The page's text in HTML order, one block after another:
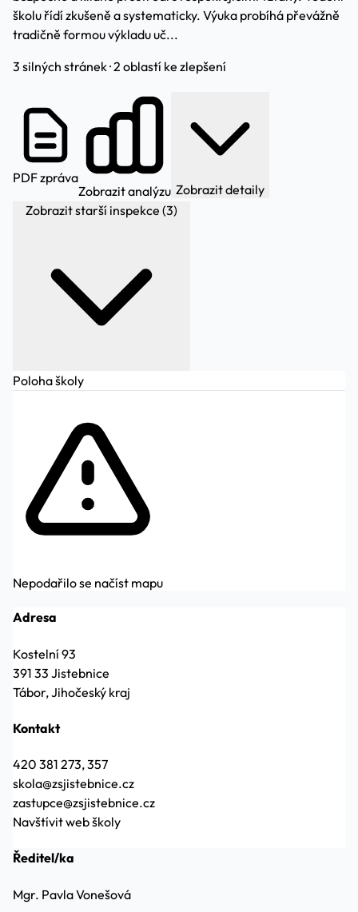
školu řídí zkušeně a systematicky. Výuka probíhá převážně
tradičně formou výkladu uč...
3 silných stránek · 2 oblastí ke zlepšení
PDF zpráva
Zobrazit analýzu Zobrazit detaily
Zobrazit starší inspekce (3)
Poloha školy
Nepodařilo se načíst mapu
Adresa
Kostelní 93
391 33 Jistebnice
Tábor, Jihočeský kraj
Kontakt
420 381 273, 357
skola@zsjistebnice.cz
zastupce@zsjistebnice.cz
Navštívit web školy
Ředitel/ka
Mgr. Pavla Vonešová